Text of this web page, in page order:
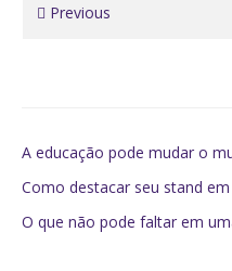
Previous
A educação pode mudar o
Como destacar seu stand
O que não pode faltar em